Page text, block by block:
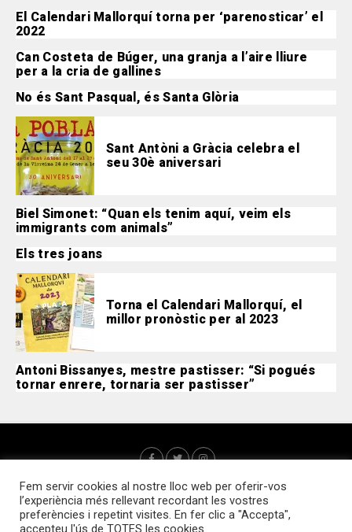
El Calendari Mallorquí torna per ‘parenosticar’ el
2022
Can Costeta de Búger, una granja a l’aire lliure
per a la cria de gallines
No és Sant Pasqual, és Santa Glòria
Sant Antòni a Gràcia celebra el
seu 30è aniversari
Biel Simonet: “Quan els tenim aquí, veim els
immigrants com animals”
Els tres joans
Torna el Calendari Mallorquí, el
millor pronòstic per al 2023
Antoni Bissanyes, mestre pastisser: “Si pogués
tornar enrere, tornaria ser pastisser”
Fem servir cookies al nostre lloc web per oferir-vos
l’experiència més rellevant recordant les vostres
preferències i repetint visites. En fer clic a "Accepta",
accepteu l'ús de TOTES les cookies.